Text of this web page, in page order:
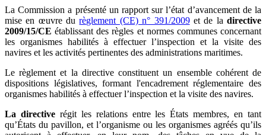
La Commission a présenté un rapport sur l’état d’avancement de la
mise en œuvre durèglement (CE) n° 391/2009et de ladirective
2009/15/CE établissant des règles et normes communes concernant
les organismes habilités à effectuer l’inspection et la visite des
navires et les activités pertinentes des administrations maritimes.
Le règlement et la directive constituent un ensemble cohérent de
dispositions législatives, formant l'encadrement réglementaire des
organismes habilités à effectuer l’inspection et la visite des navires.
La directiverégit les relations entre les États membres, en tant
qu’États du pavillon, et l’organisme ou les organismes agréés qu’ils